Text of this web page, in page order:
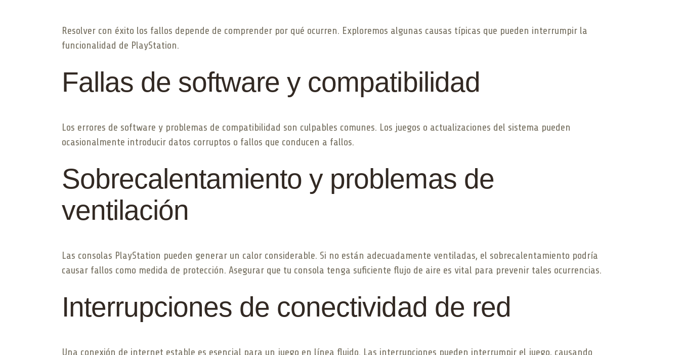
Resolver con éxito los fallos depende de comprender por qué ocurren. Exploremos algunas causas típicas que pueden interrumpir la
funcionalidad de PlayStation.
Fallas de software y compatibilidad
Los errores de software y problemas de compatibilidad son culpables comunes. Los juegos o actualizaciones del sistema pueden
ocasionalmente introducir datos corruptos o fallos que conducen a fallos.
Sobrecalentamiento y problemas de
ventilación
Las consolas PlayStation pueden generar un calor considerable. Si no están adecuadamente ventiladas, el sobrecalentamiento podría
causar fallos como medida de protección. Asegurar que tu consola tenga suficiente flujo de aire es vital para prevenir tales ocurrencias.
Interrupciones de conectividad de red
Una conexión de internet estable es esencial para un juego en línea fluido. Las interrupciones pueden interrumpir el juego, causando